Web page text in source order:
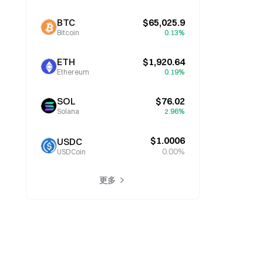
BTC
Bitcoin
$65,025.9
0.13%
ETH
Ethereum
$1,920.64
0.19%
SOL
Solana
$76.02
2.96%
USDC
USDCoin
$1.0006
0.00%
更多